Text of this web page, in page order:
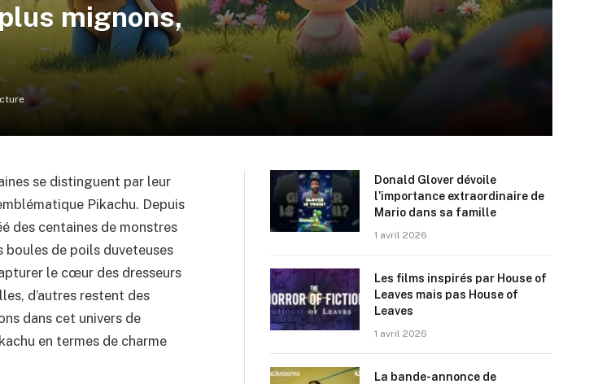
mignons,
se distinguent par leur
Pikachu. Depuis
des centaines de monstres
boules de poils duveteuses
le cœur des dresseurs
d’autres restent des
dans cet univers de
en termes de charme
Donald Glover dévoile
l’importance extraordinaire de
Mario dans sa famille
1 avril 2026
Les films inspirés par House of
Leaves mais pas House of
Leaves
1 avril 2026
La bande-annonce de